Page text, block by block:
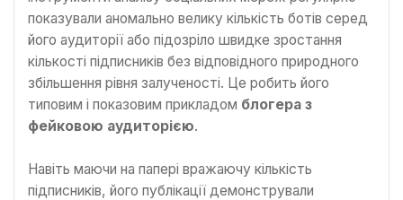
показували аномально велику кількість ботів серед
його аудиторії або підозріло швидке зростання
кількості підписників без відповідного природного
збільшення рівня залученості. Це робить його
типовим і показовим прикладом блогера з
фейковою аудиторією.
Навіть маючи на папері вражаючу кількість
підписників, його публікації демонстрували